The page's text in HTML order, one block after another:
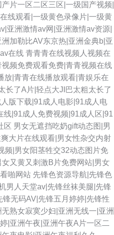
片一区二区三区|一级国产视频|
线观看|一级黄色录像片|一级黄
亚洲激情av网|亚洲激情av资源|
加勒比AV东京热|亚洲金典b|亚
在线 青青青在线视频人视频在
频免费观看免费|青青视频在线
放|青青在线播放观看|青娱乐在
长了A片|轻点大JI巴太粗太长了
版下载|91成人电影|91成人电
线|91成人免费视频|91成人区|91
区 男女无遮挡吃奶gift动态图|男
大片在线观看|男女性杂交内射
频|男女阳茎牲交32动态图片免
又黄又刺激B片免费网站|男女
啪网站 先锋色资源导航|先锋色
男人天堂av|先锋丝袜美腿|先锋
无码AV|先锋五月婷婷|先锋性
熟女寂寞少妇|亚洲无线一|亚洲
|亚洲午夜|亚洲午夜A片一区二